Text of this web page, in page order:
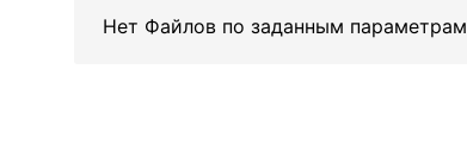
Нет Файлов по заданным параметрам